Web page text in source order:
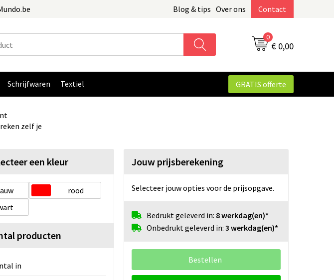
Blog & tips Over ons Contact
0
€ 0,00
Schrijfwaren Textiel GRATIS offerte
een kleur
rood
producten
in
Jouw prijsberekening
Selecteer jouw opties voor de prijsopgave.
Bedrukt geleverd in: 8 werkdag(en)*
Onbedrukt geleverd in: 3 werkdag(en)*
Bestellen